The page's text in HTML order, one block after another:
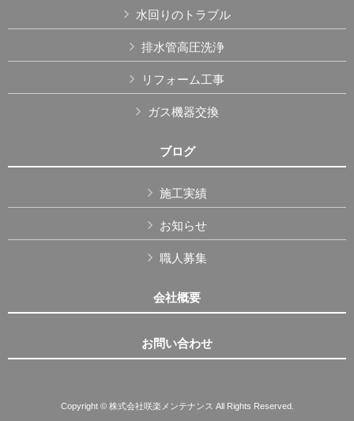
水回りのトラブル
排水管高圧洗浄
リフォーム工事
ガス機器交換
ブログ
施工実績
お知らせ
職人募集
会社概要
お問い合わせ
Copyright © 株式会社咲楽メンテナンス All Rights Reserved.